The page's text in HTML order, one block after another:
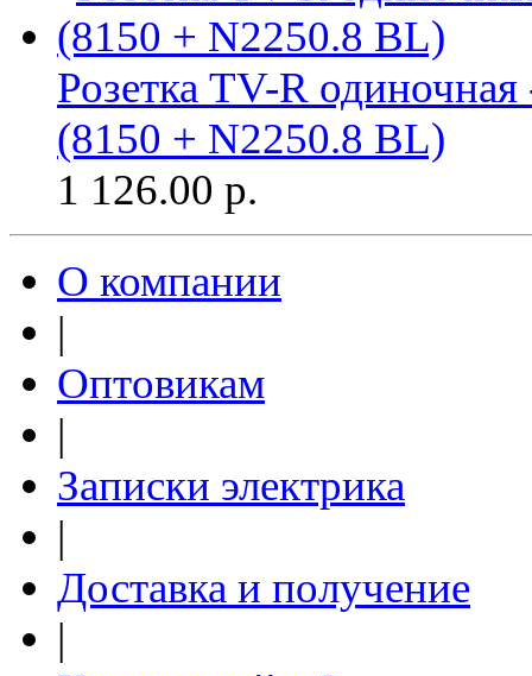
Розетка TV-R
(8150 + N2250.8 BL)
1 126.00 р.
О компании
|
Оптовикам
|
Записки электрика
|
Доставка и получение
|